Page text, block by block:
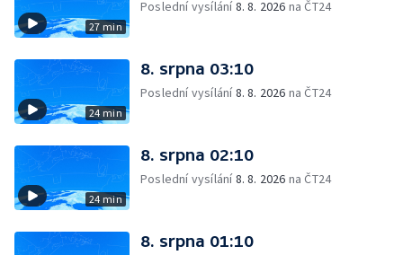
27 min
Poslední vysílání8. 8. 2026 na ČT24
24 min
8. srpna 03:10
Poslední vysílání8. 8. 2026 na ČT24
24 min
8. srpna 02:10
Poslední vysílání8. 8. 2026 na ČT24
8. srpna 01:10